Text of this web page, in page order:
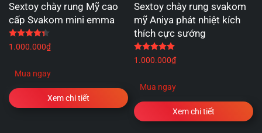
Sextoy chày rung Mỹ cao
cấp Svakom mini emma
5 sao
1.000.000₫
Mua ngay
Xem chi tiết
Sextoy chày rung svakom
mỹ Aniya phát nhiệt kích
thích cực sướng
1.000.000₫
Mua ngay
Xem chi tiết